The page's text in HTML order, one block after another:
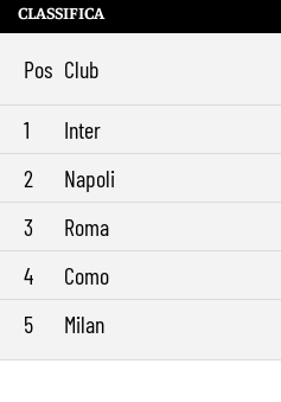
CLASSIFICA
Pos Club
1 Inter
2
Napoli
3
Roma
4
Como
5
Milan